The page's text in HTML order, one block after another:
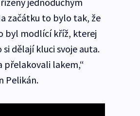
začátku to bylo tak, že
byl modlící kříž, kterej
dělají kluci svoje auta.
přelakovali lakem,“
Pelikán.